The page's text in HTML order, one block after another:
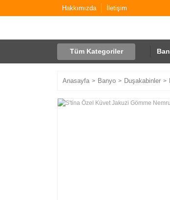
Hakkımızda İletişim
Tüm Kategoriler
Anasayfa Banyo Duşakabinler